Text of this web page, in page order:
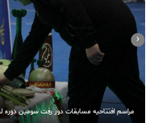
مراسم افتتاحیه مسابقات دور رفت سومین دوره
‹